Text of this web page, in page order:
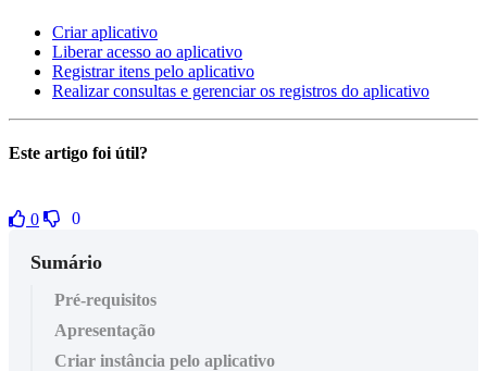
Criar aplicativo
Liberar acesso ao aplicativo
Registrar itens pelo aplicativo
Realizar consultas e gerenciar os registros do aplicativo
Este artigo foi útil?
0 0
Sumário
Pré-requisitos
Apresentação
Criar instância pelo aplicativo